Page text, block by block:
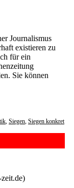
Journalismus
existieren zu
für ein
Sie können
, Siegen, Siegen konkret